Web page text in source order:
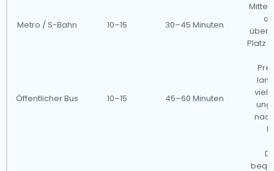
Metro / S-Bahn 10–15 30–45 Minuten
Mittel
Platz
Öffentlicher Bus 10–15 45–60 Minuten